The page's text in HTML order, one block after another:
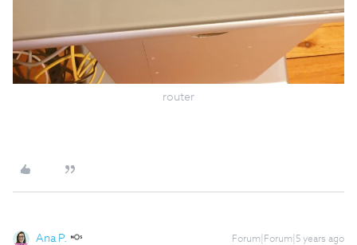
router
Ana P. Forum|Forum|5 years ago